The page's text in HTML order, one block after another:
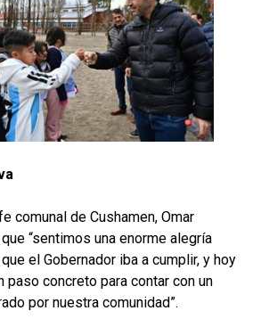
comunal de Cushamen, Omar
“sentimos una enorme alegría
el Gobernador iba a cumplir, y hoy
paso concreto para contar con un
por nuestra comunidad”.